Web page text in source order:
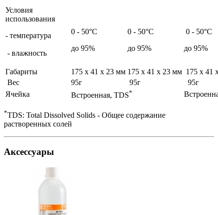
Условия
использования
- температура
- влажность
0 - 50°C
до 95%
0 - 50°C
до 95%
0 - 50°C
до 95%
Габариты 175 x 41 x 23 мм 175 x 41 x 23 мм 175 x 41
Вес
95г 95г
95г
Ячейка
Встроенная, TDS*
*TDS: Total Dissolved Solids - Общее содержание
растворенных солей
Аксессуары